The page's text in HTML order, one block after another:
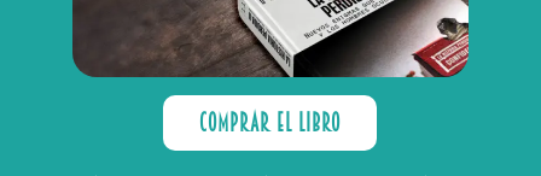
Comprar el libro